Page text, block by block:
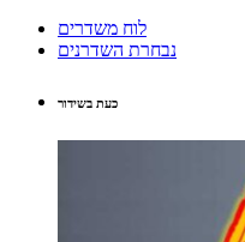
לוח משדרים
נבחרת השדרנים
כעת בשידור